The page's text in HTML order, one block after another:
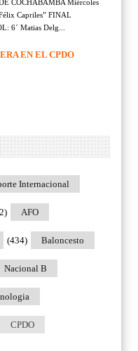
COCHABAMBA Miércoles
Capriles” FINAL
6´ Matias Delg...
EN EL CPDO
Internacional
AFO
Baloncesto
(434)
Nacional B
CPDO